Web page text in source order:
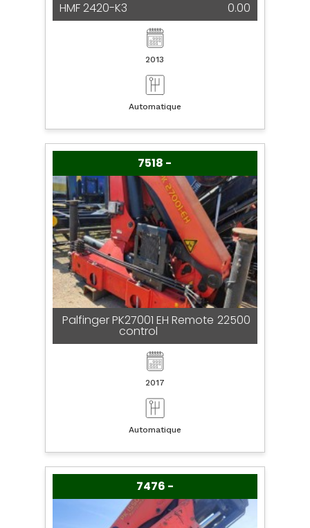
HMF 2420-K3 0.00
2013
Automatique
7518 -
Palfinger PK27001 EH Remote
control
22500
2017
Automatique
7476 -